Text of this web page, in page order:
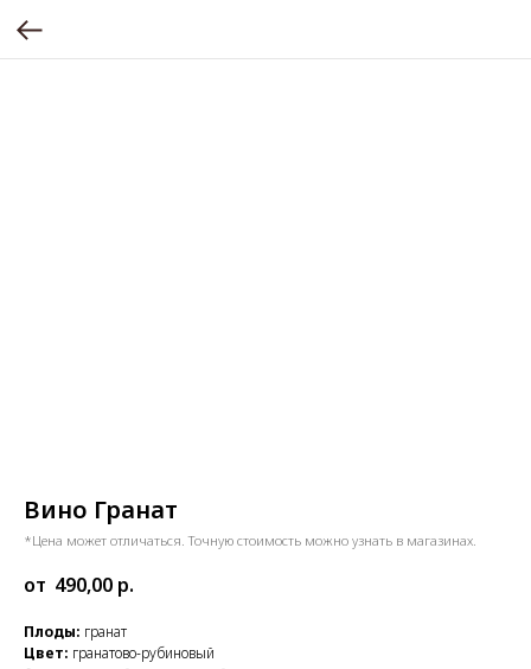
Вино Гранат
*Цена может отличаться. Точную стоимость можно узнать в магазинах.
490,00 р.
Плоды: гранат
Цвет: гранатово-рубиновый